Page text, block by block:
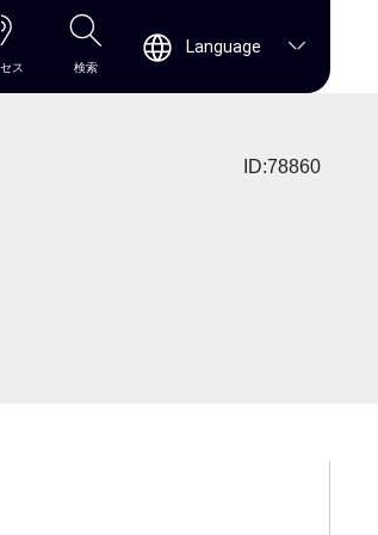
ス 検索
Language
ID:78860